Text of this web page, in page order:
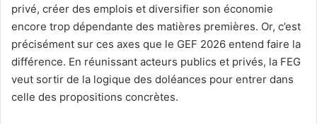
privé, créer des emplois et diversifier son économie
encore trop dépendante des matières premières. Or, c’est
précisément sur ces axes que le GEF 2026 entend faire la
différence. En réunissant acteurs publics et privés, la FEG
veut sortir de la logique des doléances pour entrer dans
celle des propositions concrètes.